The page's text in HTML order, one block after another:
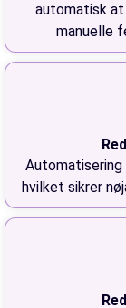
automatisk
manuelle
Automatisering
hvilket sikrer